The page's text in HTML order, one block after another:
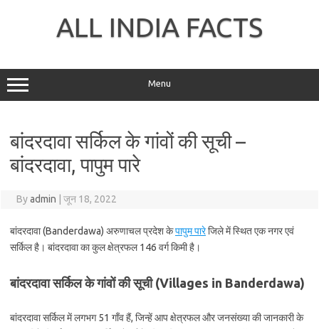
ALL INDIA FACTS
Menu
बांदरदावा सर्किल के गांवों की सूची –
बांदरदावा, पापुम पारे
Byadmin जून 18, 2022
बांदरदावा (Banderdawa) अरुणाचल प्रदेश केपापुम पारेजिले में स्थित एक नगर एवं
सर्किल है। बांदरदावा का कुल क्षेत्रफल 146 वर्ग किमी है।
बांदरदावा सर्किल के गांवों की सूची (Villages in Banderdawa)
बांदरदावा सर्किल में लगभग 51 गाँव हैं, जिन्हें आप क्षेत्रफल और जनसंख्या की जानकारी के